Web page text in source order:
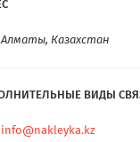
Алматы, Казахстан
info@nakleyka.kz